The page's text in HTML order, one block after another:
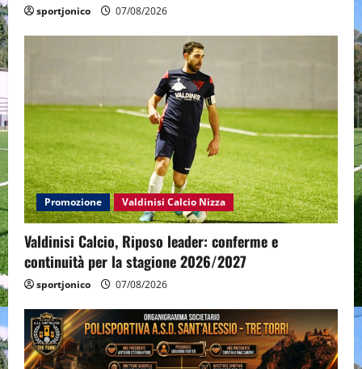
sportjonico 07/08/2026
Promozione Valdinisi Calcio Nizza
Valdinisi Calcio, Riposo leader: conferme e
continuità per la stagione 2026/2027
sportjonico 07/08/2026